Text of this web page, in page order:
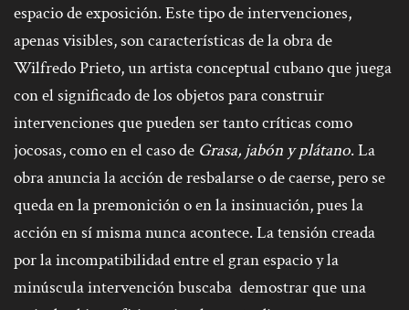
espacio de exposición. Este tipo de intervenciones,
apenas visibles, son características de la obra de
Wilfredo Prieto, un artista conceptual cubano que juega
con el significado de los objetos para construir
intervenciones que pueden ser tanto críticas como
jocosas, como en el caso de Grasa, jabón y plátano. La
obra anuncia la acción de resbalarse o de caerse, pero se
queda en la premonición o en la insinuación, pues la
acción en sí misma nunca acontece. La tensión creada
por la incompatibilidad entre el gran espacio y la
minúscula intervención buscaba demostrar que una